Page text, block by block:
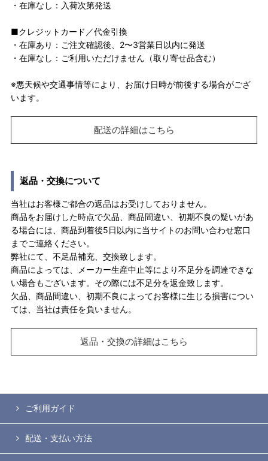
・在庫なし：入荷次第発送
■クレジットカード／代金引換
・在庫あり：ご注文確認後、2〜3営業日以内に発送
・在庫なし：ご利用いただけません（取り寄せ品含む）
※悪天候や交通事情等により、お届け日時が前後する場合がござ
います。
配送の詳細はこちら
返品・交換について
当社はお客様ご都合の返品はお受けしておりません。
商品をお届けした時点で欠品、商品間違い、初期不良の疑いがあ
る場合には、商品到着後5日以内に当サイトのお問い合わせ窓口
までご連絡ください。
弊社にて、不足品補充、交換致します。
商品によっては、メーカー生産中止等により不足分を調達できな
い場合もございます。その際には不足分を返金致します。
欠品、商品間違い、初期不良によってお客様に生じる損害につい
ては、当社は責任を負いません。
返品・交換の詳細はこちら
ご利用ガイド
配送・支払い方法